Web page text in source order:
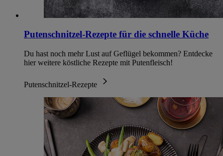
Putenschnitzel-Rezepte für die schnelle Küche
Du hast noch mehr Lust auf Geflügel bekommen? Entdecke
hier weitere köstliche Rezepte mit Putenfleisch!
Putenschnitzel-Rezepte